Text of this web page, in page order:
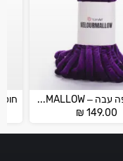
חוט קטיפה עבה – VELOURMALLOW
₪ 149.00